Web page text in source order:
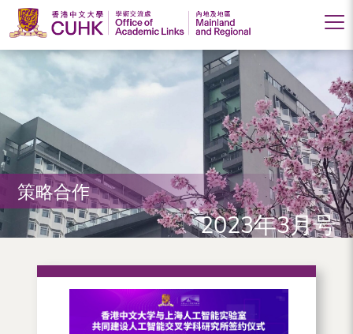
香
港
中
文
大
学
学
策略合作
2023年3月号